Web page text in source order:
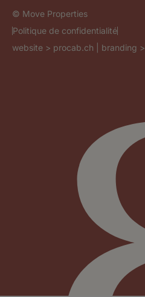
© Move Properties
Politique de confidentialité
website > procab.ch | branding >